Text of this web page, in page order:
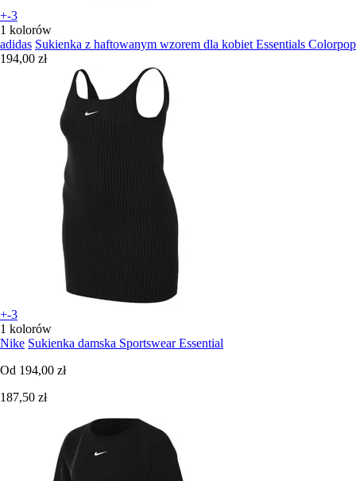
+-3
1 kolorów
adidas Sukienka z haftowanym wzorem dla kobiet Essentials Colorpop
194,00 zł
+-3
1 kolorów
Nike Sukienka damska Sportswear Essential
Od 194,00 zł
187,50 zł